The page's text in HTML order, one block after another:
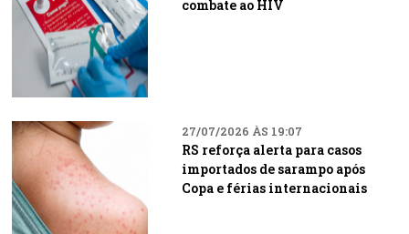
combate ao HIV
27/07/2026 ÀS 19:07
RS reforça alerta para casos
importados de sarampo após
Copa e férias internacionais